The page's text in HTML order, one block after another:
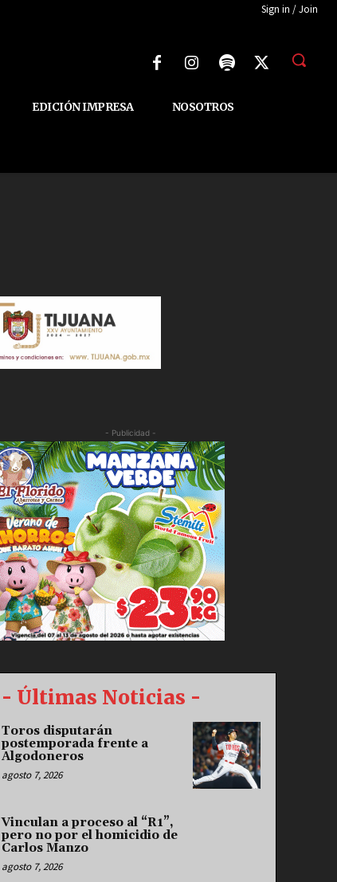
Sign in / Join
EDICIÓN IMPRESA NOSOTROS
- Publicidad -
- Últimas Noticias -
Toros disputarán
postemporada frente a
Algodoneros
agosto 7, 2026
Vinculan a proceso al “R1”,
pero no por el homicidio de
Carlos Manzo
agosto 7, 2026